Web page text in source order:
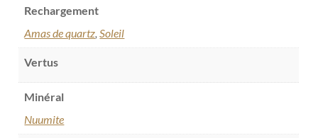
Rechargement
Amas de quartz Soleil
Vertus
Minéral
Nuumite